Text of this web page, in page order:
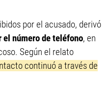
por el acusado, derivó
el número de teléfono, en
Según el relato
continuó a través de